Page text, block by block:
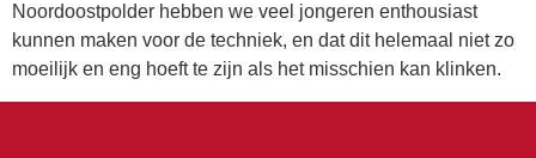
Noordoostpolder hebben we veel jongeren enthousiast
kunnen maken voor de techniek, en dat dit helemaal niet zo
moeilijk en eng hoeft te zijn als het misschien kan klinken.